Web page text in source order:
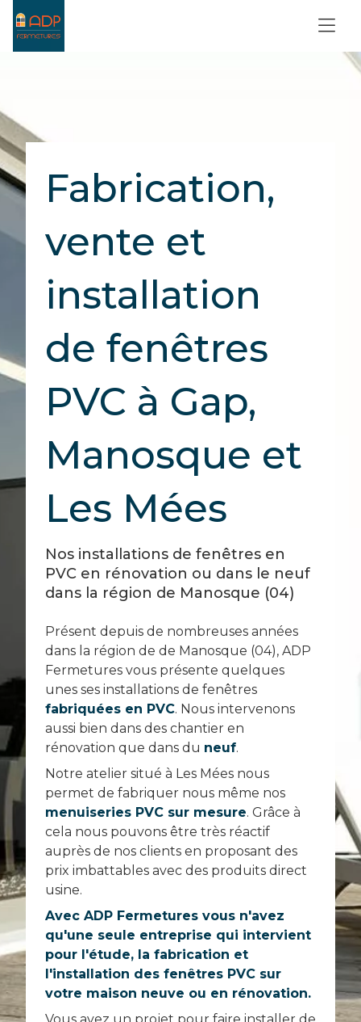
Fabrication,
vente et
installation
de fenêtres
PVC à Gap,
Manosque et
Les Mées
Nos installations de fenêtres en
PVC en rénovation ou dans le neuf
dans la région de Manosque (04)
Présent depuis de nombreuses années
dans la région de de Manosque (04), ADP
Fermetures vous présente quelques
unes ses installations de fenêtres
fabriquées en PVC. Nous intervenons
aussi bien dans des chantier en
rénovation que dans du neuf.
Notre atelier situé à Les Mées nous
permet de fabriquer nous même nos
menuiseries PVC sur mesure. Grâce à
cela nous pouvons être très réactif
auprès de nos clients en proposant des
prix imbattables avec des produits direct
usine.
Avec ADP Fermetures vous n'avez
qu'une seule entreprise qui intervient
pour l'étude, la fabrication et
l'installation des fenêtres PVC sur
votre maison neuve ou en rénovation.